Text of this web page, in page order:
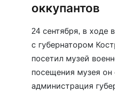
оккупантов
24 сентября, в ходе
с губернатором
посетил музей
посещения музея он
администрация